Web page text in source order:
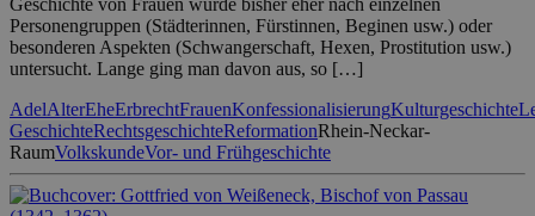
Geschichte von Frauen wurde bisher eher nach einzelnen
Personengruppen (Städterinnen, Fürstinnen, Beginen usw.) oder
besonderen Aspekten (Schwangerschaft, Hexen, Prostitution usw.)
untersucht. Lange ging man davon aus, so […]
AdelAlterEheErbrechtFrauenKonfessionalisierungKulturgeschichte
GeschichteRechtsgeschichteReformationRhein-Neckar-
RaumVolkskundeVor- und Frühgeschichte